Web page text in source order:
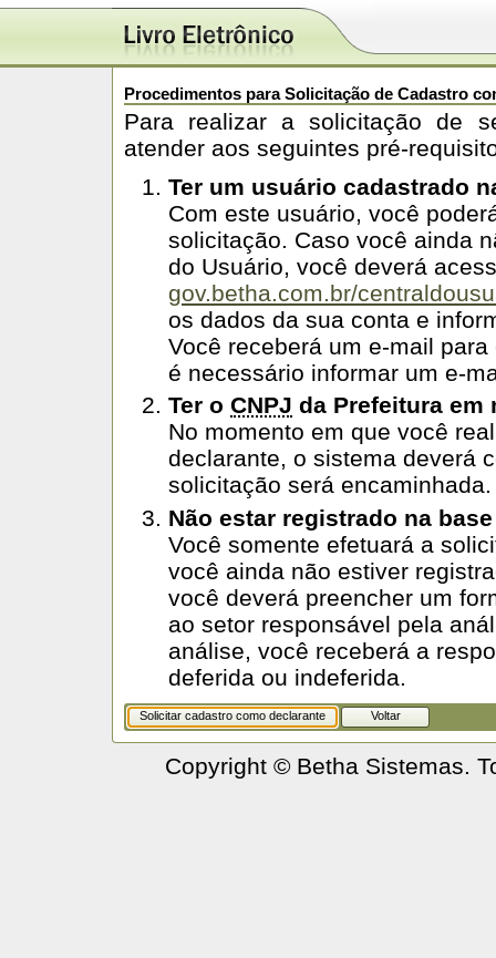
Procedimentos para Solicitação de Cadastro
Para realizar a solicitação de
atender aos seguintes pré-
Ter um usuário cadastrado
Com este usuário, você
solicitação. Caso você ainda
do Usuário, você deverá
gov.betha.com.br/
os dados da sua conta e
Você receberá um e-mail
é necessário informar um e-
Ter o CNPJ da Prefeitura em
No momento em que você
declarante, o sistema deverá
solicitação será encaminhada.
Não estar registrado na
Você somente efetuará a
você ainda não estiver
você deverá preencher um
ao setor responsável pela
análise, você receberá a
deferida ou indeferida.
Copyright © Betha Sistemas.